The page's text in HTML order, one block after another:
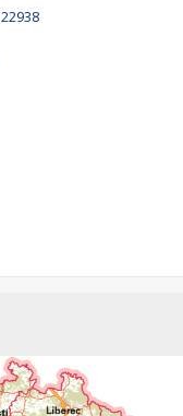
22938